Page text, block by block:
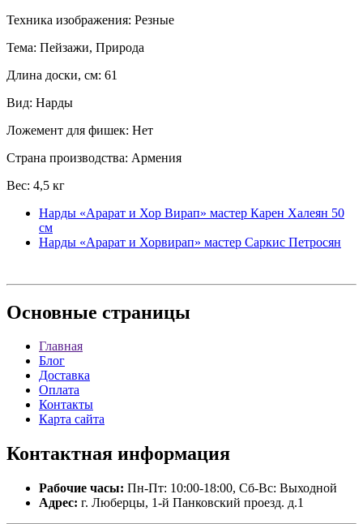
Техника изображения: Резные
Тема: Пейзажи, Природа
Длина доски, см: 61
Вид: Нарды
Ложемент для фишек: Нет
Страна производства: Армения
Вес: 4,5 кг
Нарды «Арарат и Хор Вирап» мастер Карен Халеян 50
см
Нарды «Арарат и Хорвирап» мастер Саркис Петросян
Основные страницы
Главная
Блог
Доставка
Оплата
Контакты
Карта сайта
Контактная информация
Рабочие часы: Пн-Пт: 10:00-18:00, Сб-Вс: Выходной
Адрес: г. Люберцы, 1-й Панковский проезд. д.1